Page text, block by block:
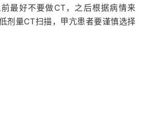
最好不要做CT， 之后根据病情来
剂量CT扫描，甲亢患者要谨慎选择